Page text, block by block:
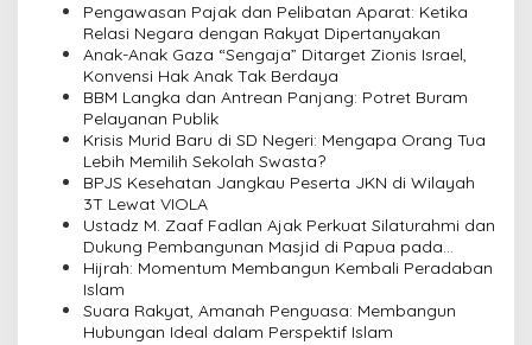
Pengawasan Pajak dan Pelibatan Aparat: Ketika
Relasi Negara dengan Rakyat Dipertanyakan
Anak-Anak Gaza “Sengaja” Ditarget Zionis Israel,
Konvensi Hak Anak Tak Berdaya
BBM Langka dan Antrean Panjang: Potret Buram
Pelayanan Publik
Krisis Murid Baru di SD Negeri: Mengapa Orang Tua
Lebih Memilih Sekolah Swasta?
BPJS Kesehatan Jangkau Peserta JKN di Wilayah
3T Lewat VIOLA
Ustadz M. Zaaf Fadlan Ajak Perkuat Silaturahmi dan
Dukung Pembangunan Masjid di Papua pada
Pengajian Yayasan Alimbas Insan Cita
Hijrah: Momentum Membangun Kembali Peradaban
Islam
Suara Rakyat, Amanah Penguasa: Membangun
Hubungan Ideal dalam Perspektif Islam